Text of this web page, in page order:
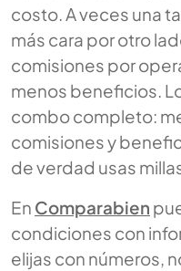
costo. A veces una
más cara por otro
comisiones por
menos beneficios.
combo completo:
comisiones y
de verdad usas
En Comparabien
condiciones con
elijas con números,